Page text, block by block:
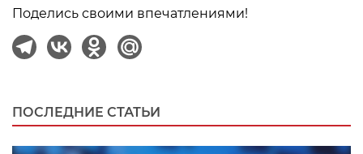
Поделись своими впечатлениями!
ПОСЛЕДНИЕ СТАТЬИ